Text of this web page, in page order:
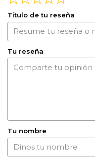
Título de tu reseña
Tu reseña
Tu nombre